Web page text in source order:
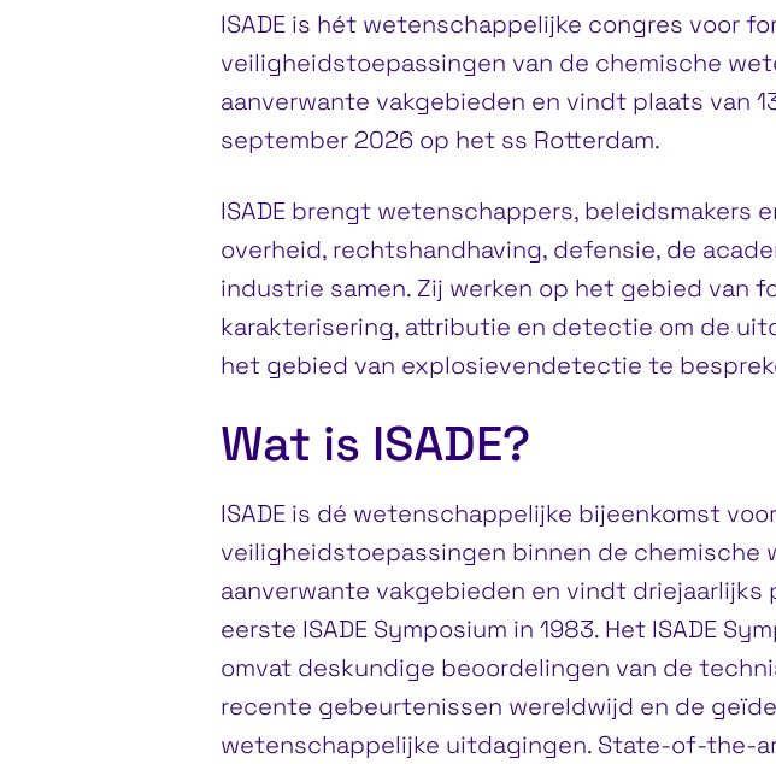
ISADE is hét wetenschappelijke congres voor
veiligheidstoepassingen van de chemische
aanverwante vakgebieden en vindt plaats van
september 2026 op het ss Rotterdam.
ISADE brengt wetenschappers, beleidsmakers
overheid, rechtshandhaving, defensie, de
industrie samen. Zij werken op het gebied van
karakterisering, attributie en detectie om de
het gebied van explosievendetectie te
Wat is ISADE?
ISADE is dé wetenschappelijke bijeenkomst
veiligheidstoepassingen binnen de chemische
aanverwante vakgebieden en vindt driejaarlijks
eerste ISADE Symposium in 1983. Het ISADE
omvat deskundige beoordelingen van de
recente gebeurtenissen wereldwijd en de
wetenschappelijke uitdagingen. State-of-the-